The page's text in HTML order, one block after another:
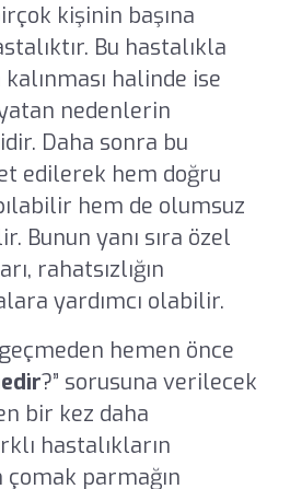
kişinin başına
Bu hastalıkla
halinde ise
nedenlerin
Daha sonra bu
edilerek hem doğru
hem de olumsuz
Bunun yanı sıra özel
rahatsızlığın
yardımcı olabilir.
hemen önce
?” sorusuna verilecek
bir kez daha
hastalıkların
parmağın